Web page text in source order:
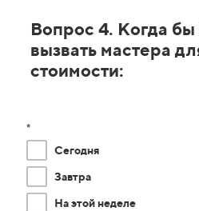
Вопрос 4. Когда
вызвать мастера
стоимости:
*
Сегодня
Завтра
На этой неделе